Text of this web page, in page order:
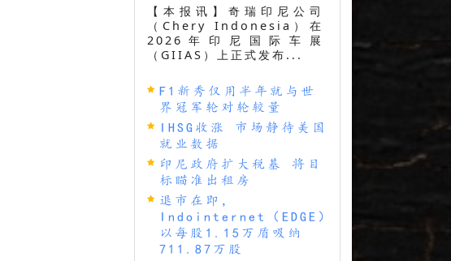
【本报讯】奇瑞印尼公司
（Chery Indonesia）在
2026年印尼国际车展
（GIIAS）上正式发布...
F1新秀仅用半年就与世
界冠军轮对轮较量
IHSG收涨 市场静待美国
就业数据
印尼政府扩大税基 将目
标瞄准出租房
退市在即，
Indointernet（EDGE）
以每股1.15万盾吸纳
711.87万股